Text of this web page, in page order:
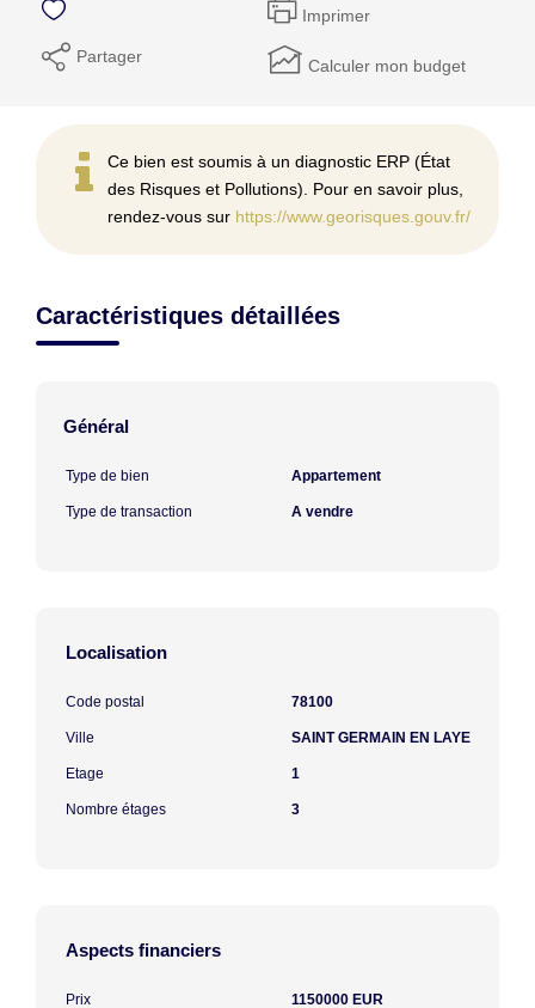
Imprimer
Partager Calculer mon budget
Ce bien est soumis à un diagnostic ERP (État
des Risques et Pollutions). Pour en savoir plus,
rendez-vous sur https://www.georisques.gouv.fr/
Caractéristiques détaillées
Général
Type de bien Appartement
Type de transaction A vendre
Localisation
Code postal 78100
Ville SAINT GERMAIN EN LAYE
Etage 1
Nombre étages 3
Aspects financiers
Prix 1150000 EUR